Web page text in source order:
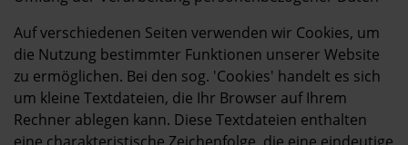
Auf verschiedenen Seiten verwenden wir Cookies, um
die Nutzung bestimmter Funktionen unserer Website
zu ermöglichen. Bei den sog. 'Cookies' handelt es sich
um kleine Textdateien, die Ihr Browser auf Ihrem
Rechner ablegen kann. Diese Textdateien enthalten